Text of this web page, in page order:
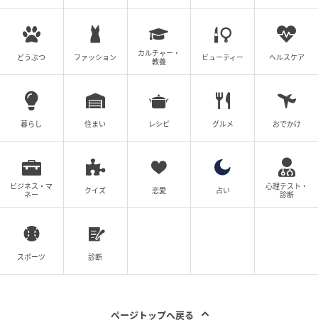
どうぶつ ファッション
カルチャー・
教養
ビューティー ヘルスケア
暮らし 住まい レシピ グルメ おでかけ
ビジネス・マ
ネー
クイズ 恋愛 占い
心理テスト・
診断
スポーツ 診断
ページトップへ戻る